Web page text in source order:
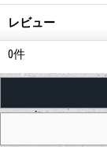
レビュー
0件